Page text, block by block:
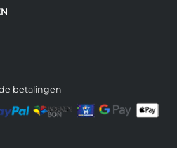
betalingen